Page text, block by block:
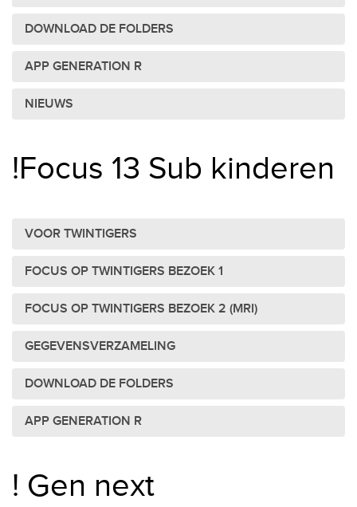
DOWNLOAD DE FOLDERS
APP GENERATION R
NIEUWS
!Focus 13 Sub kinderen
VOOR TWINTIGERS
FOCUS OP TWINTIGERS BEZOEK 1
FOCUS OP TWINTIGERS BEZOEK 2 (MRI)
GEGEVENSVERZAMELING
DOWNLOAD DE FOLDERS
APP GENERATION R
! Gen next